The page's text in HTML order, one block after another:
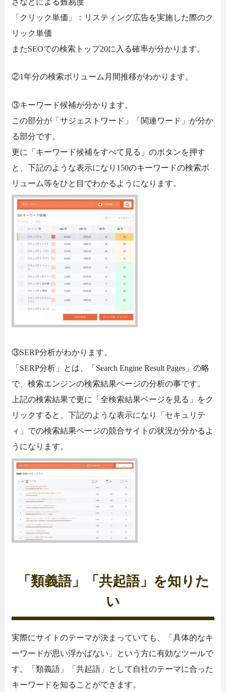
さなどによる難易度
「クリック単価」：リスティング広告を実施した際のク
リック単価
またSEOでの検索トップ20に入る確率が分かります。
②1年分の検索ボリューム月間推移がわかります。
③キーワード候補が分かります。
この部分が「サジェストワード」「関連ワード」が分か
る部分です。
更に「キーワード候補をすべて見る」のボタンを押す
と、下記のような表示になり150のキーワードの検索ボ
リューム等をひと目でわかるようになります。
③SERP分析がわかります。
「SERP分析」とは、「Search Engine Result Pages」の略
で、検索エンジンの検索結果ページの分析の事です。
上記の検索結果で更に「全検索結果ページを見る」をク
リックすると、下記のような表示になり「セキュリテ
ィ」での検索結果ページの競合サイトの状況が分かるよ
うになります。
「類義語」「共起語」を知りた
い
実際にサイトのテーマが決まっていても、「具体的なキ
ーワードが思い浮かばない」という方に有効なツールで
す。「類義語」「共起語」として自社のテーマに合った
キーワードを知ることができます。